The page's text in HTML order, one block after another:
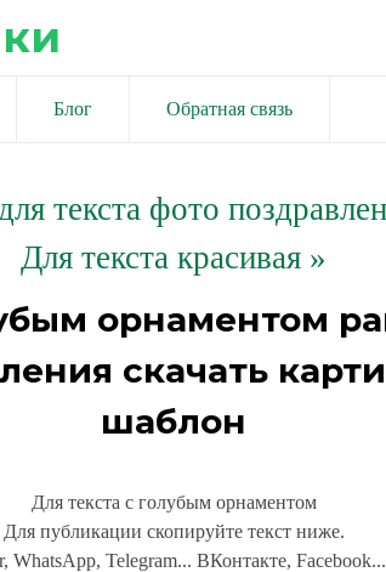
Блог Обратная связь
текста фото
Для текста красивая »
орнаментом
скачать
шаблон
Для текста с голубым орнаментом
Для публикации скопируйте текст ниже.
WhatsApp, Telegram... ВКонтакте, Facebook...